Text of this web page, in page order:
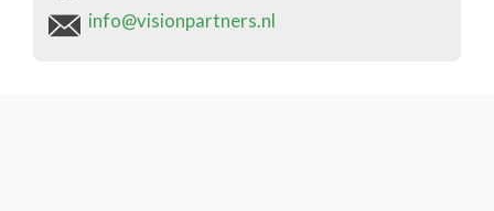
info@visionpartners.nl